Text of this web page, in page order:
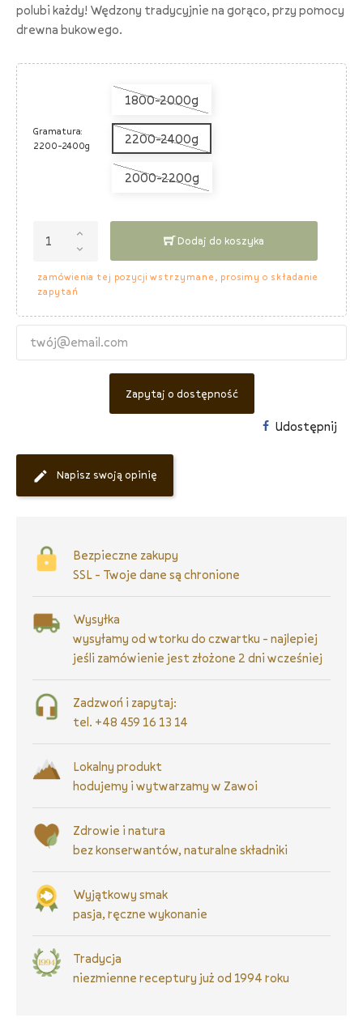
polubi każdy! Wędzony tradycyjnie na gorąco, przy pomocy
drewna bukowego.
Gramatura:
2200-2400g
1800-2000g
2200-2400g
2000-2200g
Dodaj do koszyka
zamówienia tej pozycji wstrzymane, prosimy o składanie
zapytań
Zapytaj o dostępność
Udostępnij
Napisz swoją opinię
Bezpieczne zakupy
SSL - Twoje dane są chronione
Wysyłka
wysyłamy od wtorku do czwartku - najlepiej
jeśli zamówienie jest złożone 2 dni wcześniej
Zadzwoń i zapytaj:
tel. +48 459 16 13 14
Lokalny produkt
hodujemy i wytwarzamy w Zawoi
Zdrowie i natura
bez konserwantów, naturalne składniki
Wyjątkowy smak
pasja, ręczne wykonanie
Tradycja
niezmienne receptury już od 1994 roku